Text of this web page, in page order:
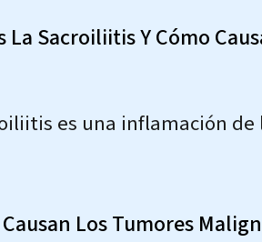
La Sacroiliitis Y Cómo
es una inflamación
Los Tumores